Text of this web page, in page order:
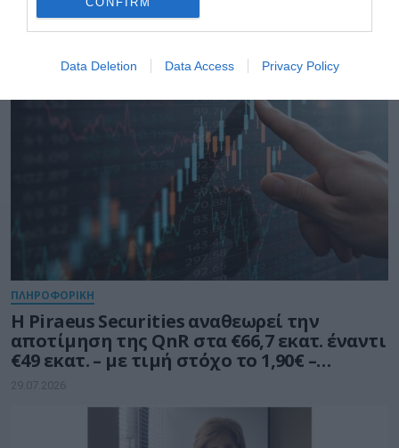
Data Deletion Data Access Privacy Policy
Development Consultants
30.07.2026
ΠΛΗΡΟΦΟΡΙΚΗ
Η Piraeus Securities αναθεωρεί την
αποτίμηση της QnR στα €66,7 εκατ. έναντι
€49 εκατ. – με τιμή στόχο το 1,90€ –
διατηρεί σύσταση «Outperform»
29.07.2026